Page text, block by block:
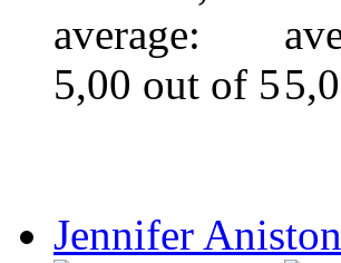
Jennifer Aniston